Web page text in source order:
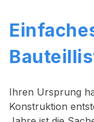
Ihren Ursprung
Konstruktion